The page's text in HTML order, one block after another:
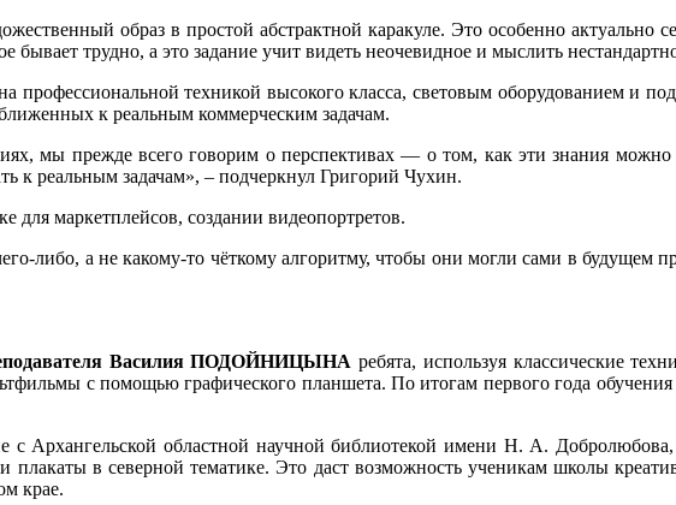
образ в простой абстрактной каракуле. Это особенно актуально
бывает трудно, а это задание учит видеть неочевидное и мыслить
профессиональной техникой высокого класса, световым оборудованием и
к реальным коммерческим задачам.
мы прежде всего говорим о перспективах — о том, как эти знания
к реальным задачам», – подчеркнул Григорий Чухин.
для маркетплейсов, создании видеопортретов.
либо, а не какому-то чёткому алгоритму, чтобы они могли сами в
Василия ПОДОЙНИЦЫНА ребята, используя классические
с помощью графического планшета. По итогам первого года
с Архангельской областной научной библиотекой имени Н. А.
в северной тематике. Это даст возможность ученикам школы
крае.